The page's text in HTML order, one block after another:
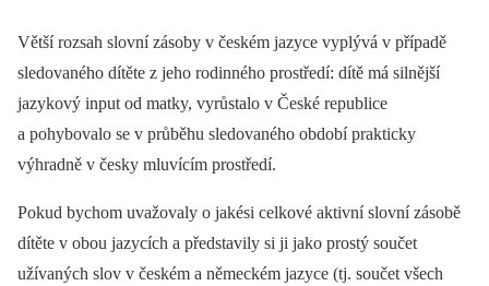
Větší rozsah slovní zásoby v českém jazyce vyplývá v případě
sledovaného dítěte z jeho rodinného prostředí: dítě má silnější
jazykový input od matky, vyrůstalo v České republice
a pohybovalo se v průběhu sledovaného období prakticky
výhradně v česky mluvícím prostředí.
Pokud bychom uvažovaly o jakési celkové aktivní slovní zásobě
dítěte v obou jazycích a představily si ji jako prostý součet
užívaných slov v českém a německém jazyce (tj. součet všech